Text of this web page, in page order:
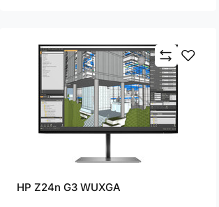
HP Z24n G3 WUXGA